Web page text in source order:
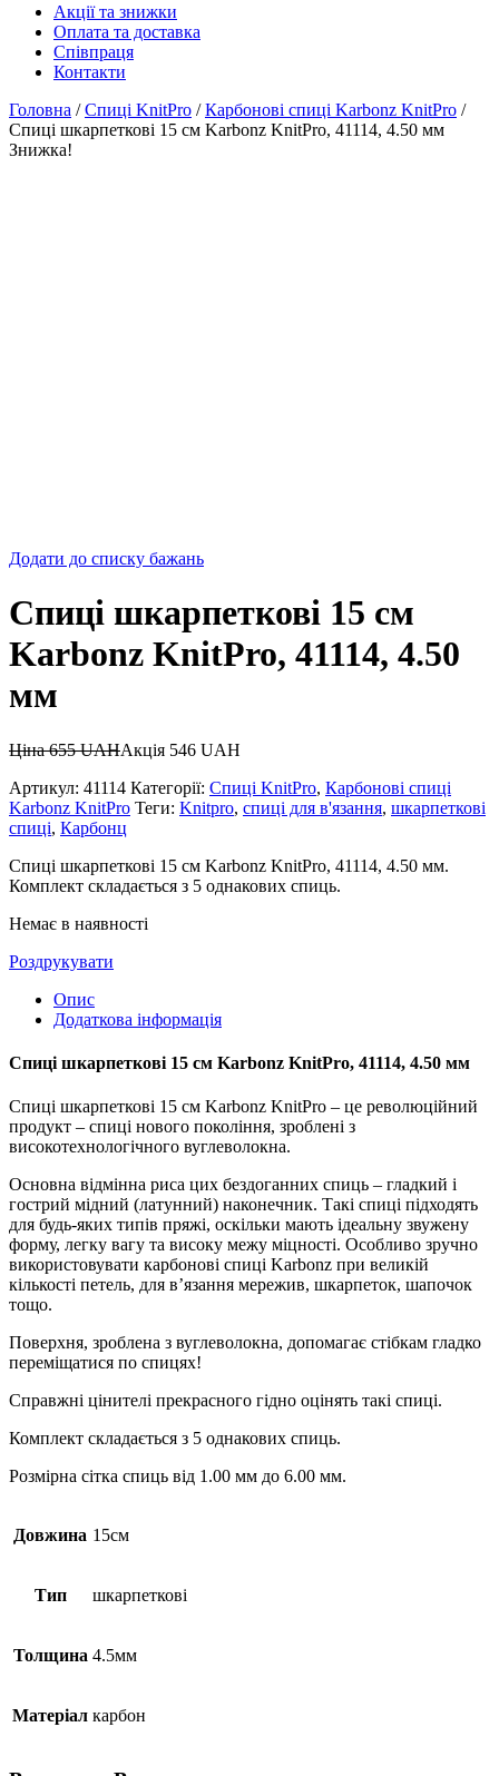
Акції та знижки
Оплата та доставка
Співпраця
Контакти
Головна /Спиці KnitPro /Карбонові спиці Karbonz KnitPro /
Спиці шкарпеткові 15 см Karbonz KnitPro, 41114, 4.50 мм
Знижка!
Додати до списку бажань
Спиці шкарпеткові 15 см
Karbonz KnitPro, 41114, 4.50
мм
Ціна655UAHАкція 546 UAH
Артикул: 41114 Категорії: Спиці KnitPro, Карбонові спиці
Karbonz KnitPro Теги: Knitpro, спиці для в'язання, шкарпеткові
спиці, Карбонц
Спиці шкарпеткові 15 см Karbonz KnitPro, 41114, 4.50 мм.
Комплект складається з 5 однакових спиць.
Немає в наявності
Роздрукувати
Опис
Додаткова інформація
Спиці шкарпеткові 15 см Karbonz KnitPro, 41114, 4.50 мм
Спиці шкарпеткові 15 см Karbonz KnitPro – це революційний
продукт – спиці нового покоління, зроблені з
високотехнологічного вуглеволокна.
Основна відмінна риса цих бездоганних спиць – гладкий і
гострий мідний (латунний) наконечник. Такі спиці підходять
для будь-яких типів пряжі, оскільки мають ідеальну звужену
форму, легку вагу та високу межу міцності. Особливо зручно
використовувати карбонові спиці Karbonz при великій
кількості петель, для в’язання мережив, шкарпеток, шапочок
тощо.
Поверхня, зроблена з вуглеволокна, допомагає стібкам гладко
переміщатися по спицях!
Справжні цінителі прекрасного гідно оцінять такі спиці.
Комплект складається з 5 однакових спиць.
Розмірна сітка спиць від 1.00 мм до 6.00 мм.
Довжина 15см
Тип шкарпеткові
Толщина 4.5мм
Матеріал карбон